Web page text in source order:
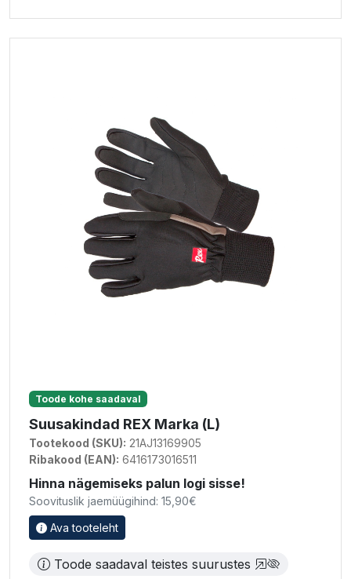
Toode kohe saadaval
Suusakindad REX Marka (L)
Tootekood (SKU): 21AJ13169905
Ribakood (EAN): 6416173016511
Hinna nägemiseks palun logi sisse!
Soovituslik jaemüügihind: 15,90€
Ava tooteleht
Toode saadaval teistes suurustes